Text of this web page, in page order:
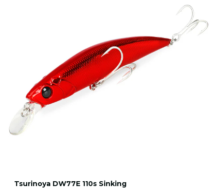
Tsurinoya DW77E 110s Sinking